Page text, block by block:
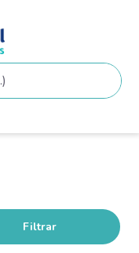
Filtrar